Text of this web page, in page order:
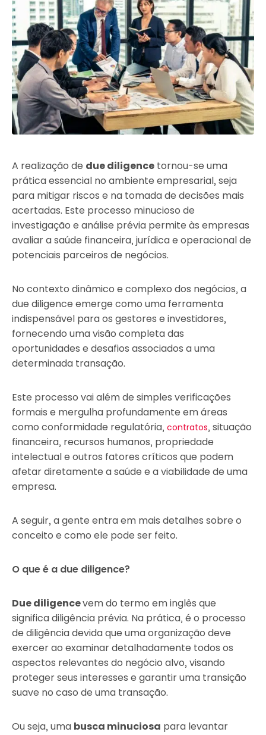
A realização de due diligence tornou-se uma
prática essencial no ambiente empresarial, seja
para mitigar riscos e na tomada de decisões mais
acertadas. Este processo minucioso de
investigação e análise prévia permite às empresas
avaliar a saúde financeira, jurídica e operacional de
potenciais parceiros de negócios.
No contexto dinâmico e complexo dos negócios, a
due diligence emerge como uma ferramenta
indispensável para os gestores e investidores,
fornecendo uma visão completa das
oportunidades e desafios associados a uma
determinada transação.
Este processo vai além de simples verificações
formais e mergulha profundamente em áreas
como conformidade regulatória, contratos, situação
financeira, recursos humanos, propriedade
intelectual e outros fatores críticos que podem
afetar diretamente a saúde e a viabilidade de uma
empresa.
A seguir, a gente entra em mais detalhes sobre o
conceito e como ele pode ser feito.
O que é a due diligence?
Due diligencevem do termo em inglês que
significa diligência prévia. Na prática, é o processo
de diligência devida que uma organização deve
exercer ao examinar detalhadamente todos os
aspectos relevantes do negócio alvo, visando
proteger seus interesses e garantir uma transição
suave no caso de uma transação.
Ou seja, uma busca minuciosa para levantar